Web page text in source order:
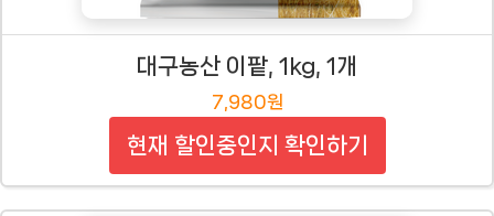
대구농산 이팥, 1kg, 1개
7,980원
현재 할인중인지 확인하기